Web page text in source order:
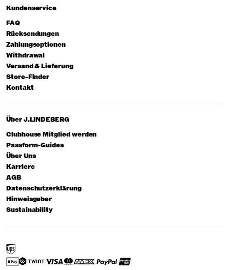
Kundenservice
FAQ
Rücksendungen
Zahlungsoptionen
Withdrawal
Versand & Lieferung
Store-Finder
Kontakt
Über J.LINDEBERG
Clubhouse Mitglied werden
Passform-Guides
Über Uns
Karriere
AGB
Datenschutzerklärung
Hinweisgeber
Sustainability